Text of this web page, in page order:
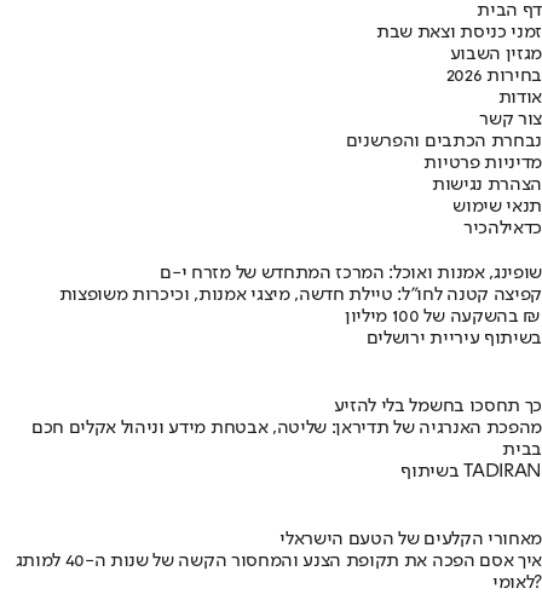
דף הבית
זמני כניסת וצאת שבת
מגזין השבוע
בחירות 2026
אודות
צור קשר
נבחרת הכתבים והפרשנים
מדיניות פרטיות
הצהרת נגישות
תנאי שימוש
כדאילהכיר
שופינג, אמנות ואוכל: המרכז המתחדש של מזרח י-ם
קפיצה קטנה לחו"ל: טיילת חדשה, מיצגי אמנות, וכיכרות משופצות
בהשקעה של 100 מיליון ₪
בשיתוף עיריית ירושלים
כך תחסכו בחשמל בלי להזיע
מהפכת האנרגיה של תדיראן: שליטה, אבטחת מידע וניהול אקלים חכם
בבית
בשיתוף TADIRAN
מאחורי הקלעים של הטעם הישראלי
איך אסם הפכה את תקופת הצנע והמחסור הקשה של שנות ה-40 למותג
לאומי?